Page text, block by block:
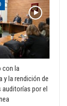
con la
y la rendición de
por el